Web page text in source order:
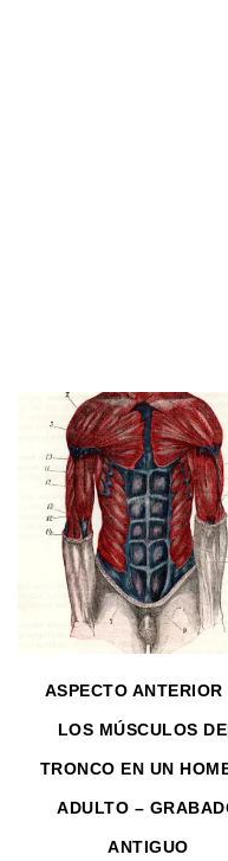
ASPECTO ANTERIOR
LOS MÚSCULOS
TRONCO EN UN
ADULTO –
ANTIGUO